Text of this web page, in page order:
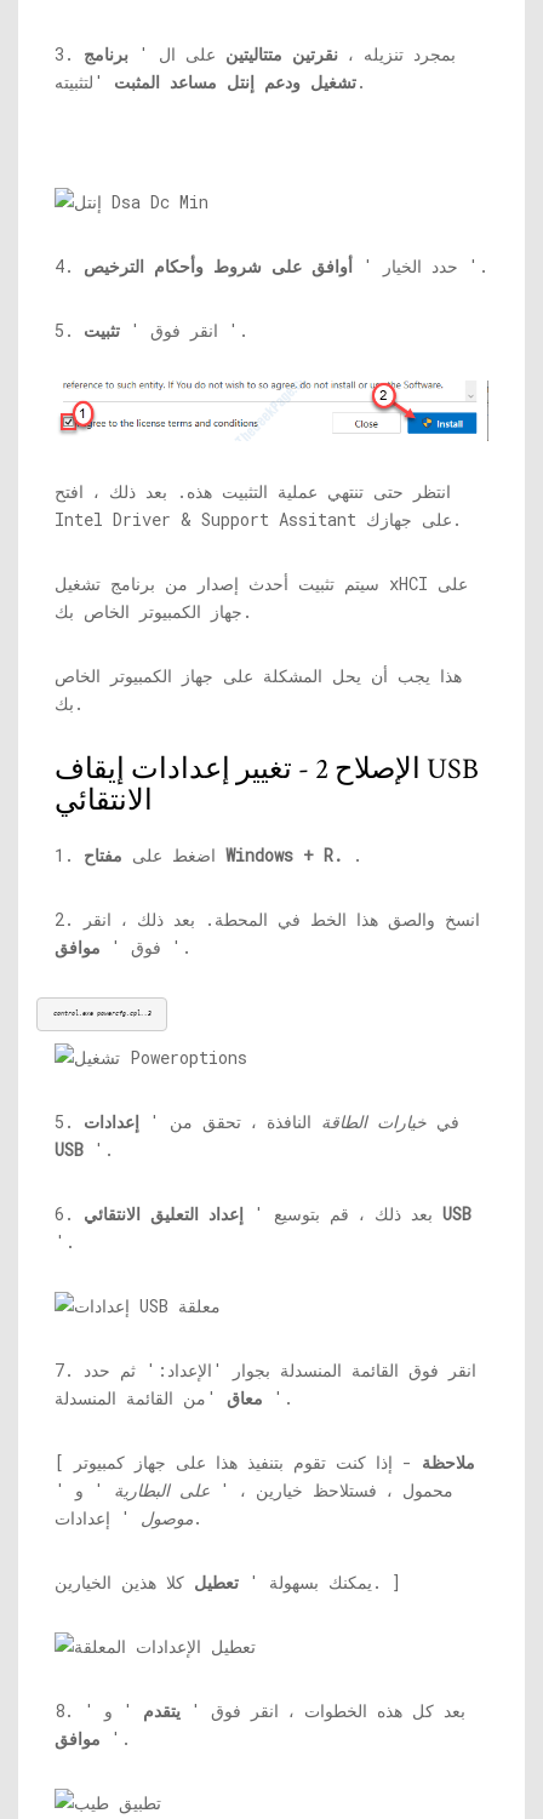
3. بمجرد تنزيله ، نقرتين متتاليتين على ال ' برنامج
تشغيل ودعم إنتل مساعد المثبت'لتثبيته.
4. حدد الخيار ' أوافق على شروط وأحكام الترخيص '.
5. انقر فوق ' تثبيت '.
انتظر حتى تنتهي عملية التثبيت هذه. بعد ذلك ، افتح
Intel Driver & Support Assitant على جهازك.
سيتم تثبيت أحدث إصدار من برنامج تشغيل xHCI على
جهاز الكمبيوتر الخاص بك.
هذا يجب أن يحل المشكلة على جهاز الكمبيوتر الخاص
بك.
الإصلاح 2 - تغيير إعدادات إيقاف USB
الانتقائي
1. اضغط على مفتاح Windows + R. .
2. انسخ والصق هذا الخط في المحطة. بعد ذلك ، انقر
فوق ' موافق '.
control.exe powercfg.cpl,,3
5. في خيارات الطاقة النافذة ، تحقق من ' إعدادات
USB '.
6. بعد ذلك ، قم بتوسيع ' إعداد التعليق الانتقائي USB
'.
7. انقر فوق القائمة المنسدلة بجوار 'الإعداد:' ثم حدد
' معاق 'من القائمة المنسدلة.
[ ملاحظة - إذا كنت تقوم بتنفيذ هذا على جهاز كمبيوتر
محمول ، فستلاحظ خيارين ، ' على البطارية ' و '
موصول' إعدادات.
يمكنك بسهولة ' تعطيل كلا هذين الخيارين. ]
8. بعد كل هذه الخطوات ، انقر فوق ' يتقدم ' و '
موافق '.